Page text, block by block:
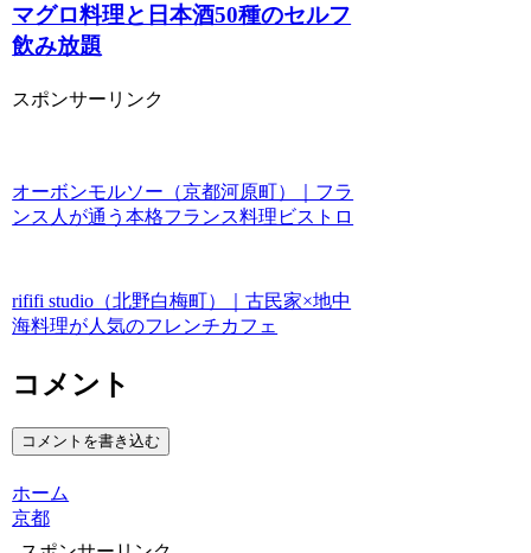
マグロ料理と日本酒50種のセルフ
飲み放題
スポンサーリンク
オーボンモルソー（京都河原町）｜フラ
ンス人が通う本格フランス料理ビストロ
rififi studio（北野白梅町）｜古民家×地中
海料理が人気のフレンチカフェ
コメント
コメントを書き込む
ホーム
京都